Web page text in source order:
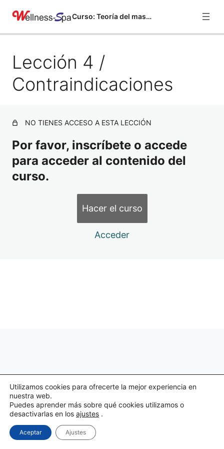
Curso: Teoría del masaje
Lección 1 / Historia
Lección 2 / Generalidades
Lección 5 / Cortesía
Lección 6 / Maniobras
Lección 7/ Carta de masaje
Lección 4 /
Contraindicaciones
NO TIENES ACCESO A ESTA LECCIÓN
Por favor, inscríbete o accede
para acceder al contenido del
curso.
Hacer el curso
Acceder
Utilizamos cookies para ofrecerte la mejor experiencia en
nuestra web.
Puedes aprender más sobre qué cookies utilizamos o
desactivarlas en los ajustes .
Aceptar Ajustes